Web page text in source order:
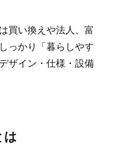
買い換えや法人、富
っかり「暮らしやす
ザイン・仕様・設備
は